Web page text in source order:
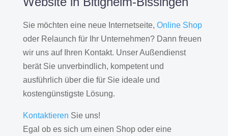
Sie möchten eine neue Internetseite, Online Shop
oder Relaunch für Ihr Unternehmen? Dann freuen
wir uns auf Ihren Kontakt. Unser Außendienst
berät Sie unverbindlich, kompetent und
ausführlich über die für Sie ideale und
kostengünstigste Lösung.
Kontaktieren Sie uns!
Egal ob es sich um einen Shop oder eine